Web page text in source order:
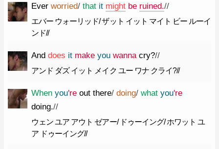
Ever worried/ that it might be ruined.//
エバー ウォーリッド/ ザット イット マイト ビー ルーイ
ンド//
And does it make you wanna cry?//
アンド ダズ イット メイク ユー ワナ クライ?//
When you're out there/ doing/ what you're
doing.//
ウェン ユア アウト ゼアー/ ドゥーイング/ ホワット ユ
ア ドゥーイング//